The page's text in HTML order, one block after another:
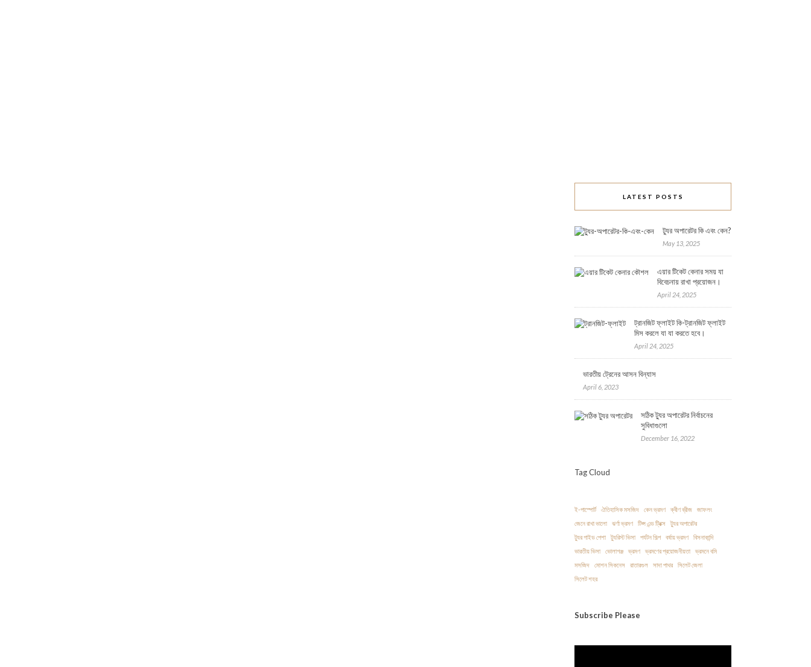
LATEST POSTS
ট্যুর অপারেটর কি এবং কেন?
May 13, 2025
এয়ার টিকেট কেনার সময় যা
বিবেচনায় রাখা প্রয়োজন।
April 24, 2025
ট্রানজিট ফ্লাইট কি-ট্রানজিট ফ্লাইট
মিস করলে যা যা করতে হবে।
April 24, 2025
ভারতীয় ট্রেনের আসন বিন্যাস
April 6, 2023
সঠিক ট্যুর অপারেটর নির্বাচনের
সুবিধাগুলো
December 16, 2022
Tag Cloud
ই-পাস্পোর্ট ঐতিহাসিক মসজিদ কেন ভ্রমণ ক্বীণ ব্রীজ
জাফলং
জেনে রাখা ভালো
ঝর্ণা ভ্রমণ টিপ্স এন্ড ট্রিক্স
ট্যুর অপারেটর
ট্যুর গাইড পেশা
ট্যুরিস্ট ভিসা পর্যটন শিল্প বর্ষায় ভ্রমণ
বিসনাকান্দি
ভারতীয় ভিসা
ভোলাগঞ্জ ভ্রমণ ভ্রমণের প্রয়োজনীয়তা
ভ্রমনে বমি
মসজিদ
মোশন সিকনেস রাতারগুল সাদা পাথর
সিলেট জেলা
সিলেট শহর
Subscribe Please